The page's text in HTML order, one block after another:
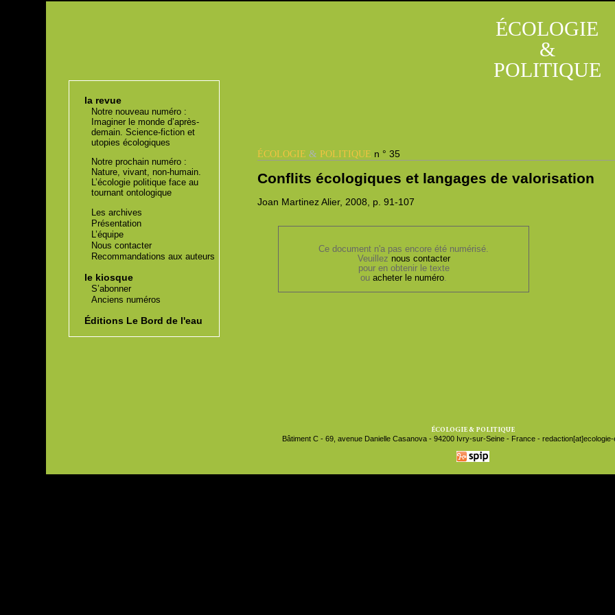
ÉCOLOGIE
&
POLITIQUE
la revue
Notre nouveau numéro :
Imaginer le monde d’après-
demain. Science-fiction et
utopies écologiques
Notre prochain numéro :
Nature, vivant, non-humain.
L’écologie politique face au
tournant ontologique
Les archives
Présentation
L’équipe
Nous contacter
Recommandations aux auteurs
le kiosque
S’abonner
Anciens numéros
Éditions Le Bord de l'eau
ÉCOLOGIE& POLITIQUE n ° 35
Conflits écologiques et langages de valorisation
Joan Martinez Alier, 2008, p. 91-107
Ce document n'a pas encore été numérisé.
Veuillez nous contacter
pour en obtenir le texte
ouacheter le numéro.
ÉCOLOGIE & POLITIQUE
Bâtiment C - 69, avenue Danielle Casanova - 94200 Ivry-sur-Seine - France - redaction[at]ecologie-